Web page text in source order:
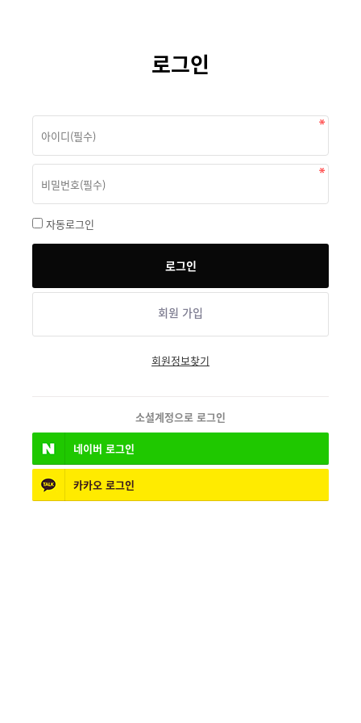
로그인
자동로그인
회원 가입
회원정보찾기
소셜계정으로 로그인
네이버 로그인
카카오 로그인